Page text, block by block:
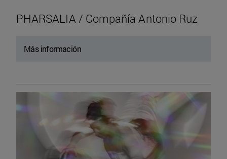
PHARSALIA / Compañía Antonio Ruz
Más información